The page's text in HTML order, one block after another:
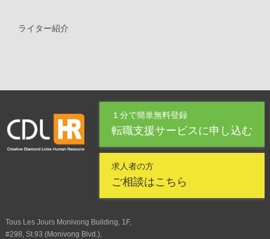
ライター紹介
１分で簡単無料登録
転職支援サービスに申し込む
求人者の方
ご相談はこちら
Tous Les Jours Monivong Building, 1F,
#298, St.93 (Monivong Blvd.),